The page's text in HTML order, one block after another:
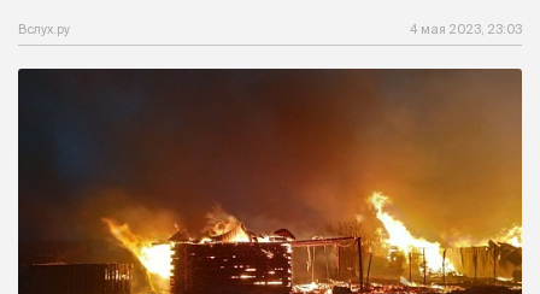
Вслух.ру 4 мая 2023, 23:03